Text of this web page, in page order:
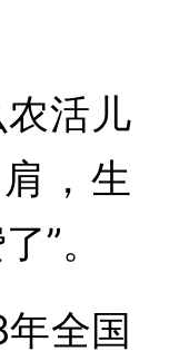
活儿
，生
”。
全国